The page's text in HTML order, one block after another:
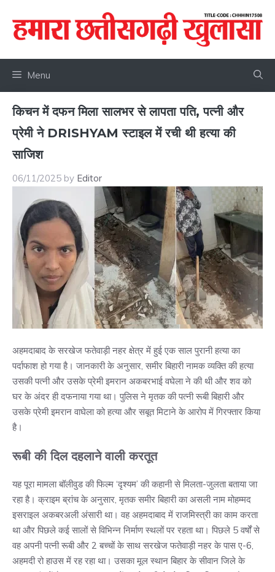
content
Menu
किचन में दफन मिला सालभर से लापता पति, पत्नी और
प्रेमी ने DRISHYAM स्टाइल में रची थी हत्या की
साजिश
06/11/2025 by Editor
अहमदाबाद के सरखेज फतेवाड़ी नहर क्षेत्र में हुई एक साल पुरानी हत्या का
पर्दाफाश हो गया है। जानकारी के अनुसार, समीर बिहारी नामक व्यक्ति की हत्या
उसकी पत्नी और उसके प्रेमी इमरान अकबरभाई वघेला ने की थी और शव को
घर के अंदर ही दफनाया गया था। पुलिस ने मृतक की पत्नी रूबी बिहारी और
उसके प्रेमी इमरान वाघेला को हत्या और सबूत मिटाने के आरोप में गिरफ्तार किया
है।
रूबी की दिल दहलाने वाली करतूत
यह पूरा मामला बॉलीवुड की फिल्म ‘दृश्यम’ की कहानी से मिलता-जुलता बताया जा
रहा है। क्राइम ब्रांच के अनुसार, मृतक समीर बिहारी का असली नाम मोहम्मद
इसराइल अकबरअली अंसारी था। वह अहमदाबाद में राजमिस्त्री का काम करता
था और पिछले कई सालों से विभिन्न निर्माण स्थलों पर रहता था। पिछले 5 वर्षों से
वह अपनी पत्नी रूबी और 2 बच्चों के साथ सरखेज फतेवाड़ी नहर के पास ए-6,
अहमदी रो हाउस में रह रहा था। उसका मूल स्थान बिहार के सीवान जिले के